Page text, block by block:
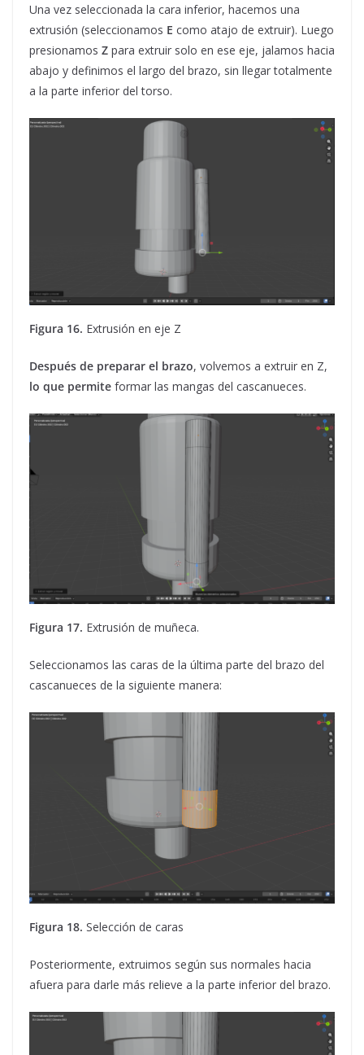
Una vez seleccionada la cara inferior, hacemos una
extrusión (seleccionamos E como atajo de extruir). Luego
presionamos Z para extruir solo en ese eje, jalamos hacia
abajo y definimos el largo del brazo, sin llegar totalmente
a la parte inferior del torso.
Figura 16. Extrusión en eje Z
Después de preparar el brazo, volvemos a extruir en Z,
lo que permite formar las mangas del cascanueces.
Figura 17. Extrusión de muñeca.
Seleccionamos las caras de la última parte del brazo del
cascanueces de la siguiente manera:
Figura 18. Selección de caras
Posteriormente, extruimos según sus normales hacia
afuera para darle más relieve a la parte inferior del brazo.